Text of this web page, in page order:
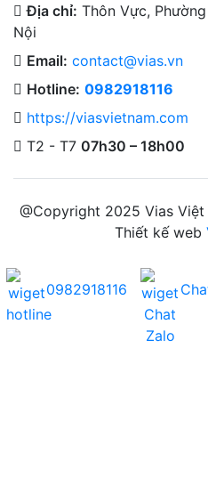
Địa chỉ: Thôn Vực,
Nội
Email: contact@vias.vn
Hotline: 0982918116
https://viasvietnam.com
T2 - T7 07h30 – 18h00
@Copyright 2025 Vias
Thiết kế web
0982918116